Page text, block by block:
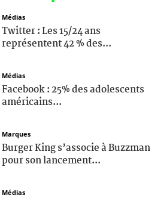
Médias
Twitter : Les 15/24 ans
représentent 42 % des...
Médias
Facebook : 25% des adolescents
américains...
Marques
Burger King s’associe à Buzzman
pour son lancement...
Médias